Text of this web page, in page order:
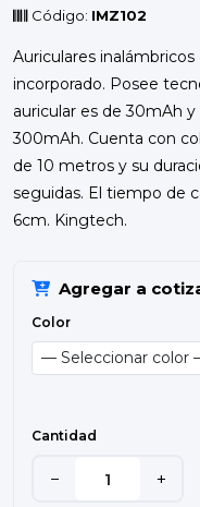
Código: IMZ102
Auriculares
incorporado. Posee
auricular es de 30mAh
300mAh. Cuenta con
de 10 metros y su
seguidas. El tiempo de
6cm. Kingtech.
Agregar a
Color
Cantidad
− +